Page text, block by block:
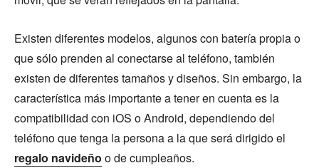
Existen diferentes modelos, algunos con batería propia o
que sólo prenden al conectarse al teléfono, también
existen de diferentes tamaños y diseños. Sin embargo, la
característica más importante a tener en cuenta es la
compatibilidad con iOS o Android, dependiendo del
teléfono que tenga la persona a la que será dirigido el
regalo navideño o de cumpleaños.